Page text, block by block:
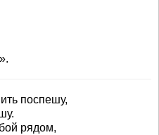
поспешу,
рядом,